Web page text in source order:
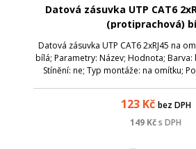
Datová zásuvka UTP CAT6
(protiprachová)
Datová zásuvka UTP CAT6 2xRJ45 na
bílá; Parametry: Název; Hodnota; Barva:
Stínění: ne; Typ montáže: na omítku;
123Kč bez DPH
149 Kčs DPH